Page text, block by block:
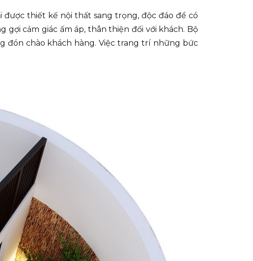
thiết kế nội thất sang trọng, độc đáo để có
cảm giác ấm áp, thân thiện đối với khách. Bộ
đón chào khách hàng. Việc trang trí những bức